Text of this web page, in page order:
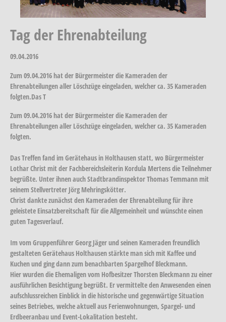
Tag der Ehrenabteilung
09.04.2016
Zum 09.04.2016 hat der Bürgermeister die Kameraden der
Ehrenabteilungen aller Löschzüge eingeladen, welcher ca. 35 Kameraden
folgten.Das T
Zum 09.04.2016 hat der Bürgermeister die Kameraden der
Ehrenabteilungen aller Löschzüge eingeladen, welcher ca. 35 Kameraden
folgten.
Das Treffen fand im Gerätehaus in Holthausen statt, wo Bürgermeister
Lothar Christ mit der Fachbereichsleiterin Kordula Mertens die Teilnehmer
begrüßte. Unter ihnen auch Stadtbrandinspektor Thomas Temmann mit
seinem Stellvertreter Jörg Mehringskötter.
Christ dankte zunächst den Kameraden der Ehrenabteilung für ihre
geleistete Einsatzbereitschaft für die Allgemeinheit und wünschte einen
guten Tagesverlauf.
Im vom Gruppenführer Georg Jäger und seinen Kameraden freundlich
gestalteten Gerätehaus Holthausen stärkte man sich mit Kaffee und
Kuchen und ging dann zum benachbarten Spargelhof Bleckmann.
Hier wurden die Ehemaligen vom Hofbesitzer Thorsten Bleckmann zu einer
ausführlichen Besichtigung begrüßt. Er vermittelte den Anwesenden einen
aufschlussreichen Einblick in die historische und gegenwärtige Situation
seines Betriebes, welche aktuell aus Ferienwohnungen, Spargel- und
Erdbeeranbau und Event-Lokalitation besteht.